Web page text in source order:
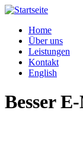
Home
Über uns
Leistungen
Kontakt
English
Besser